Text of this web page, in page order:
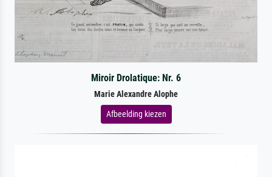
Miroir Drolatique: Nr. 6
Marie Alexandre Alophe
Afbeelding kiezen